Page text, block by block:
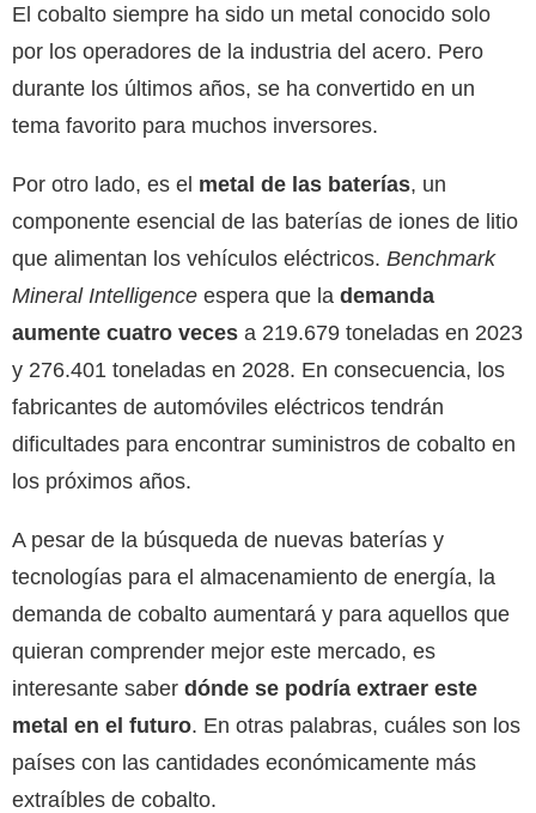
El cobalto siempre ha sido un metal conocido solo
por los operadores de la industria del acero. Pero
durante los últimos años, se ha convertido en un
tema favorito para muchos inversores.
Por otro lado, es el metal de las baterías, un
componente esencial de las baterías de iones de litio
que alimentan los vehículos eléctricos. Benchmark
Mineral Intelligence espera que la demanda
aumente cuatro veces a 219.679 toneladas en 2023
y 276.401 toneladas en 2028. En consecuencia, los
fabricantes de automóviles eléctricos tendrán
dificultades para encontrar suministros de cobalto en
los próximos años.
A pesar de la búsqueda de nuevas baterías y
tecnologías para el almacenamiento de energía, la
demanda de cobalto aumentará y para aquellos que
quieran comprender mejor este mercado, es
interesante saber dónde se podría extraer este
metal en el futuro. En otras palabras, cuáles son los
países con las cantidades económicamente más
extraíbles de cobalto.